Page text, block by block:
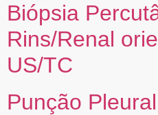
Biópsia
Rins/Renal
US/TC
Punção